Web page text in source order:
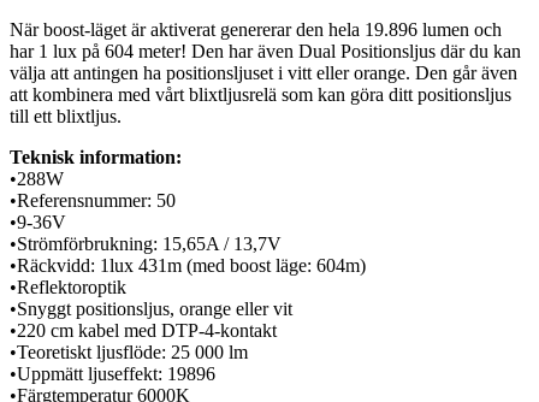
När boost-läget är aktiverat genererar den hela 19.896 lumen och
har 1 lux på 604 meter! Den har även Dual Positionsljus där du kan
välja att antingen ha positionsljuset i vitt eller orange. Den går även
att kombinera med vårt blixtljusrelä som kan göra ditt positionsljus
till ett blixtljus.
Teknisk information:
•288W
•Referensnummer: 50
•9-36V
•Strömförbrukning: 15,65A / 13,7V
•Räckvidd: 1lux 431m (med boost läge: 604m)
•Reflektoroptik
•Snyggt positionsljus, orange eller vit
•220 cm kabel med DTP-4-kontakt
•Teoretiskt ljusflöde: 25 000 lm
•Uppmätt ljuseffekt: 19896
•Färgtemperatur 6000K